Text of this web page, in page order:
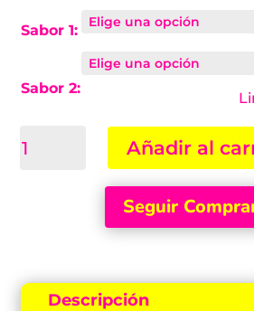
Sabor 1:
Sabor 2:
tu
2x1
cantidad
Añadir al
Seguir
Descripción